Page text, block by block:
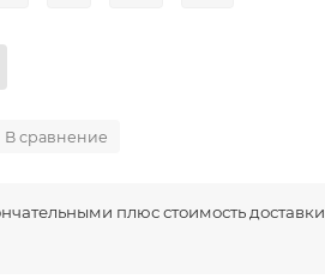
В сравнение
плюс стоимость доставки